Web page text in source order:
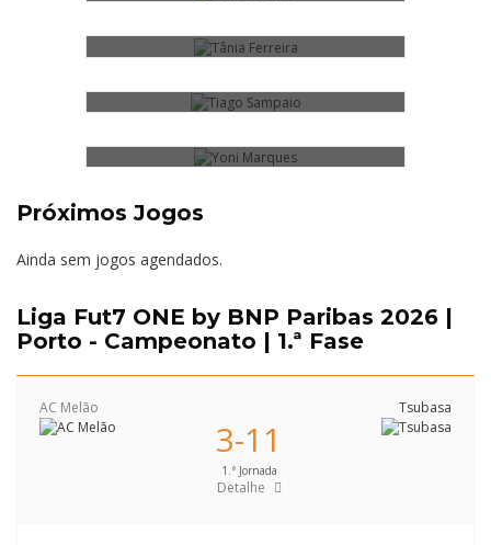
YONI MARQUES
Próximos Jogos
Ainda sem jogos agendados.
Liga Fut7 ONE by BNP Paribas 2026 |
Porto - Campeonato | 1.ª Fase
AC Melão Tsubasa
3-11
1.ª Jornada
Detalhe